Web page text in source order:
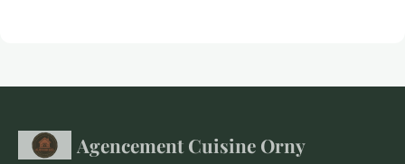
Agencement Cuisine Orny